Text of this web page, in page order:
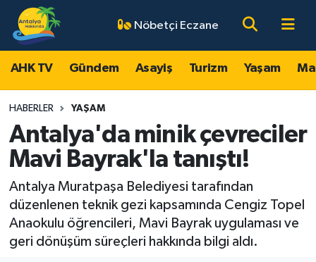
Nöbetçi Eczane
AHK TV Gündem Asayiş Turizm Yaşam
HABERLER YAŞAM
Antalya'da minik çevreciler
Mavi Bayrak'la tanıştı!
Antalya Muratpaşa Belediyesi tarafından
düzenlenen teknik gezi kapsamında Cengiz Topel
Anaokulu öğrencileri, Mavi Bayrak uygulaması ve
geri dönüşüm süreçleri hakkında bilgi aldı.
AHK TV
Gündem
Asayiş
Turizm
Yaşam
Magazin
Antalya Nöbetçi Eczaneler
Antalya Hava Durumu
Antalya Namaz Vakitleri
Antalya Trafik Yoğunluk Haritası
Süper Lig Puan Durumu ve Fikstür
Tüm Manşetler